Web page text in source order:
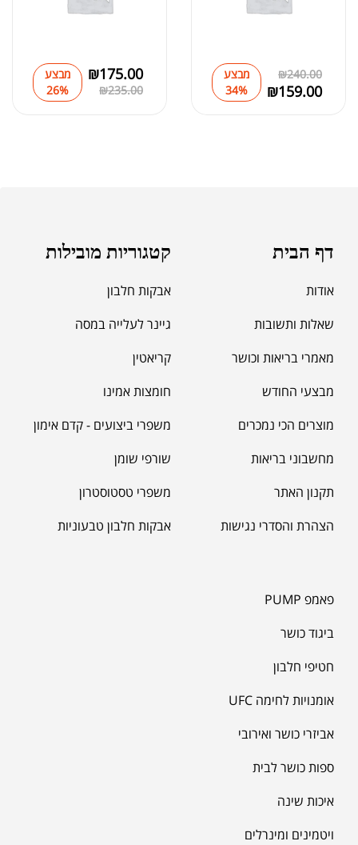
₪240.00
₪159.00
מבצע
34%
₪235.00
₪175.00
מבצע
26%
דף הבית
אודות
שאלות ותשובות
מאמרי בריאות וכושר
מבצעי החודש
מוצרים הכי נמכרים
מחשבוני בריאות
תקנון האתר
הצהרת והסדרי נגישות
קטגוריות מובילות
אבקות חלבון
גיינר לעלייה במסה
קריאטין
חומצות אמינו
משפרי ביצועים - קדם אימון
שורפי שומן
משפרי טסטוסטרון
אבקות חלבון טבעוניות
פאמפ PUMP
ביגוד כושר
חטיפי חלבון
אומנויות לחימה UFC
אביזרי כושר ואירובי
ספות כושר לבית
איכות שינה
ויטמינים ומינרלים